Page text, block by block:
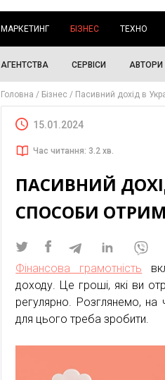
МАРКЕТИНГ БІЗНЕС ТЕХНО
АГЕНТСТВА СЕРВІСИ АВТОРИ
Головна Бізнес Пасивний дохід в
15.01.2024
Час читання: 3.2 хв.
ПАСИВНИЙ
СПОСОБИ
Фінансова грамотність
доходу. Це гроші, які ви
регулярно. Розглянемо,
для цього треба зробити.